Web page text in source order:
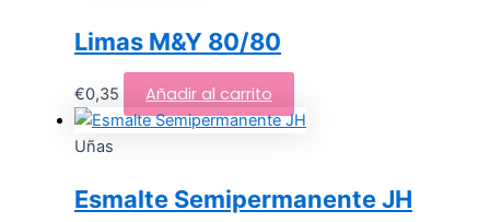
Limas M&Y 80/80
€0,35 Añadir al carrito
Uñas
Esmalte Semipermanente JH